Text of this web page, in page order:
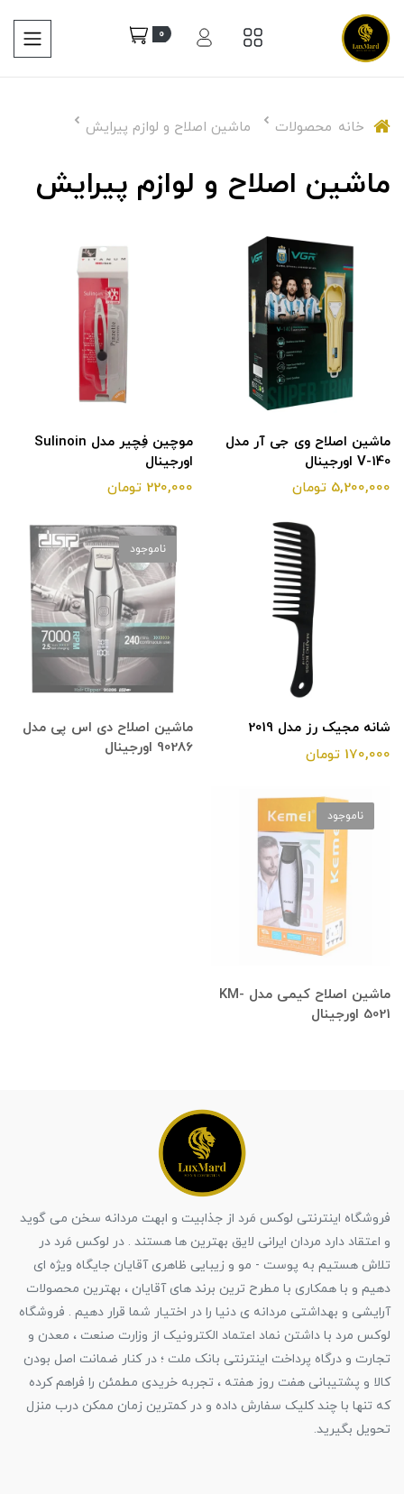
0
خانه محصولات ماشین اصلاح و لوازم پیرایش
ماشین اصلاح و لوازم پیرایش
ماشین اصلاح وی جی آر مدل
V-140 اورجینال
5,200,000 تومان
موچین فِچیر مدل Sulinoin
اورجینال
220,000 تومان
شانه مجیک رز مدل 2019
170,000 تومان
ماشین اصلاح دی اس پی مدل
90286 اورجینال
ناموجود
ماشین اصلاح کیمی مدل KM-
5021 اورجینال
ناموجود
فروشگاه اینترنتی لوکس مَرد از جذابیت و ابهت مردانه سخن می گوید
و اعتقاد دارد مردان ایرانی لایق بهترین ها هستند . در لوکس مَرد در
تلاش هستیم به پوست - مو و زیبایی ظاهری آقایان جایگاه ویژه ای
دهیم و با همکاری با مطرح ترین برند های آقایان ، بهترین محصولات
آرایشی و بهداشتی مردانه ی دنیا را در اختیار شما قرار دهیم . فروشگاه
لوکس مرد با داشتن نماد اعتماد الکترونیک از وزارت صنعت ، معدن و
تجارت و درگاه پرداخت اینترنتی بانک ملت ؛ در کنار ضمانت اصل بودن
کالا و پشتیبانی هفت روز هفته ، تجربه خریدی مطمئن را فراهم کرده
که تنها با چند کلیک سفارش داده و در کمترین زمان ممکن درب منزل
تحویل بگیرید.